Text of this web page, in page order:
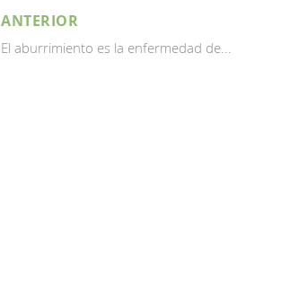
ANTERIOR
El aburrimiento es la enfermedad de...